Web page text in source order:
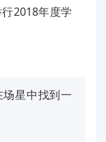
2018年度学
星中找到一